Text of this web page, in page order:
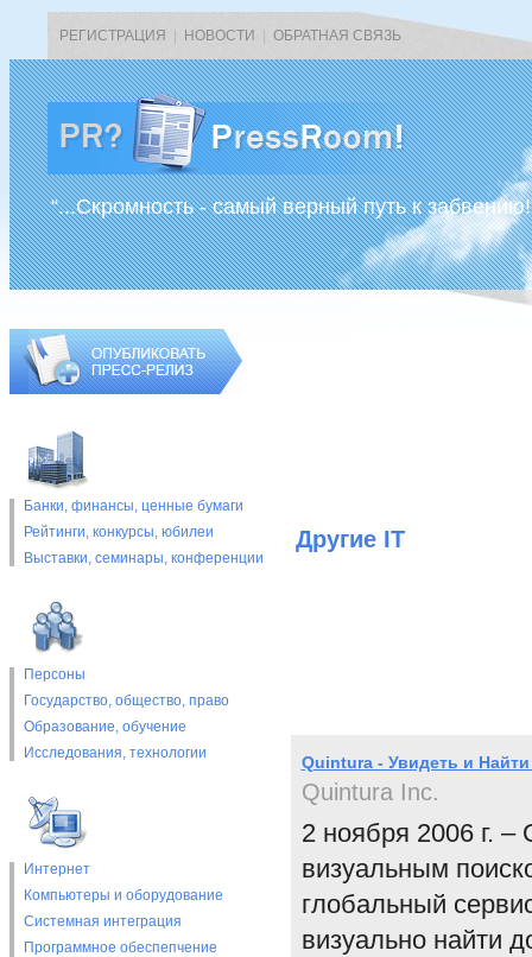
РЕГИСТРАЦИЯ НОВОСТИ ОБРАТНАЯ СВЯЗЬ
“...Скромность - самый верный путь к
Банки, финансы, ценные бумаги
Рейтинги, конкурсы, юбилеи
Выставки, cеминары, конференции
Персоны
Государство, общество, право
Образование, обучение
Исследования, технологии
Интернет
Компьютеры и оборудование
Системная интеграция
Программное обеспепчение
Другие IT
Quintura - Увидеть и
Quintura Inc.
2 ноября 2006 г. –
визуальным
глобальный
визуально найти